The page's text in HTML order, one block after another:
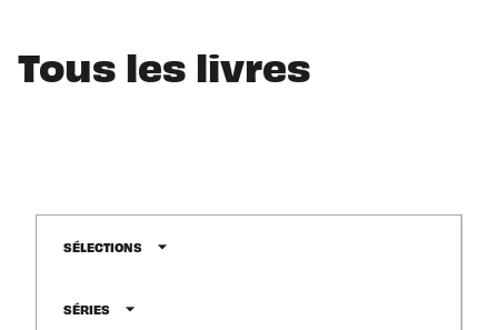
Tous les livres
SÉLECTIONS arrow_drop_down
SÉRIES arrow_drop_down